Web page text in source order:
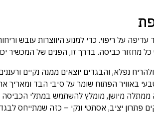
על ריפוי. כדי למנוע היווצרות עובש
מחזור כביסה. בדרך זו, הפנים של המכשיר
נפלא, והבגדים יוצאים ממנה נקיים
באוויר הפתוח שומר על סיבי הבד ומאריך
פתרון יציב, אסתטי ונקי – כזה שמתייחס